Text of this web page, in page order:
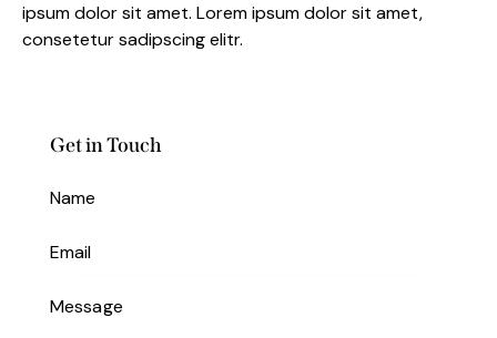
ipsum dolor sit amet. Lorem ipsum dolor sit amet,
consetetur sadipscing elitr.
Get in Touch